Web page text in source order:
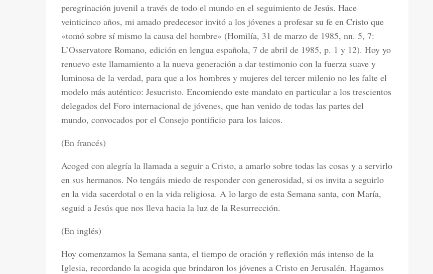
peregrinación juvenil a través de todo el mundo en el seguimiento de Jesús. Hace
veinticinco años, mi amado predecesor invitó a los jóvenes a profesar su fe en Cristo que
«tomó sobre sí mismo la causa del hombre» (Homilía, 31 de marzo de 1985, nn. 5, 7:
L’Osservatore Romano, edición en lengua española, 7 de abril de 1985, p. 1 y 12). Hoy yo
renuevo este llamamiento a la nueva generación a dar testimonio con la fuerza suave y
luminosa de la verdad, para que a los hombres y mujeres del tercer milenio no les falte el
modelo más auténtico: Jesucristo. Encomiendo este mandato en particular a los trescientos
delegados del Foro internacional de jóvenes, que han venido de todas las partes del
mundo, convocados por el Consejo pontificio para los laicos.
(En francés)
Acoged con alegría la llamada a seguir a Cristo, a amarlo sobre todas las cosas y a servirlo
en sus hermanos. No tengáis miedo de responder con generosidad, si os invita a seguirlo
en la vida sacerdotal o en la vida religiosa. A lo largo de esta Semana santa, con María,
seguid a Jesús que nos lleva hacia la luz de la Resurrección.
(En inglés)
Hoy comenzamos la Semana santa, el tiempo de oración y reflexión más intenso de la
Iglesia, recordando la acogida que brindaron los jóvenes a Cristo en Jerusalén. Hagamos